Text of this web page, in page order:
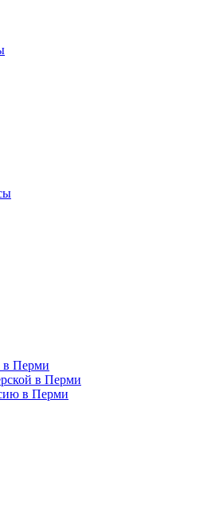
в Перми
в Перми
в Перми